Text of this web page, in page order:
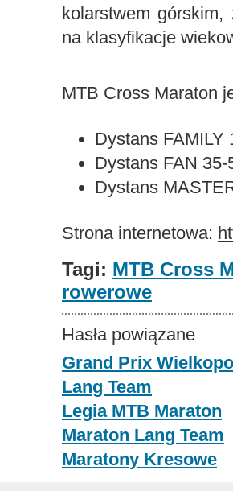
kolarstwem górskim,
na klasyfikacje
MTB Cross Maraton
Dystans FAMILY
Dystans FAN 35-
Dystans
Strona internetowa:
Tagi: MTB Cross
rowerowe
Hasła powiązane
Grand Prix
Lang Team
Legia MTB Maraton
Maraton Lang Team
Maratony Kresowe